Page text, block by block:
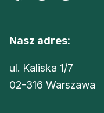
Nasz adres:
ul. Kaliska 1/7
02-316 Warszawa